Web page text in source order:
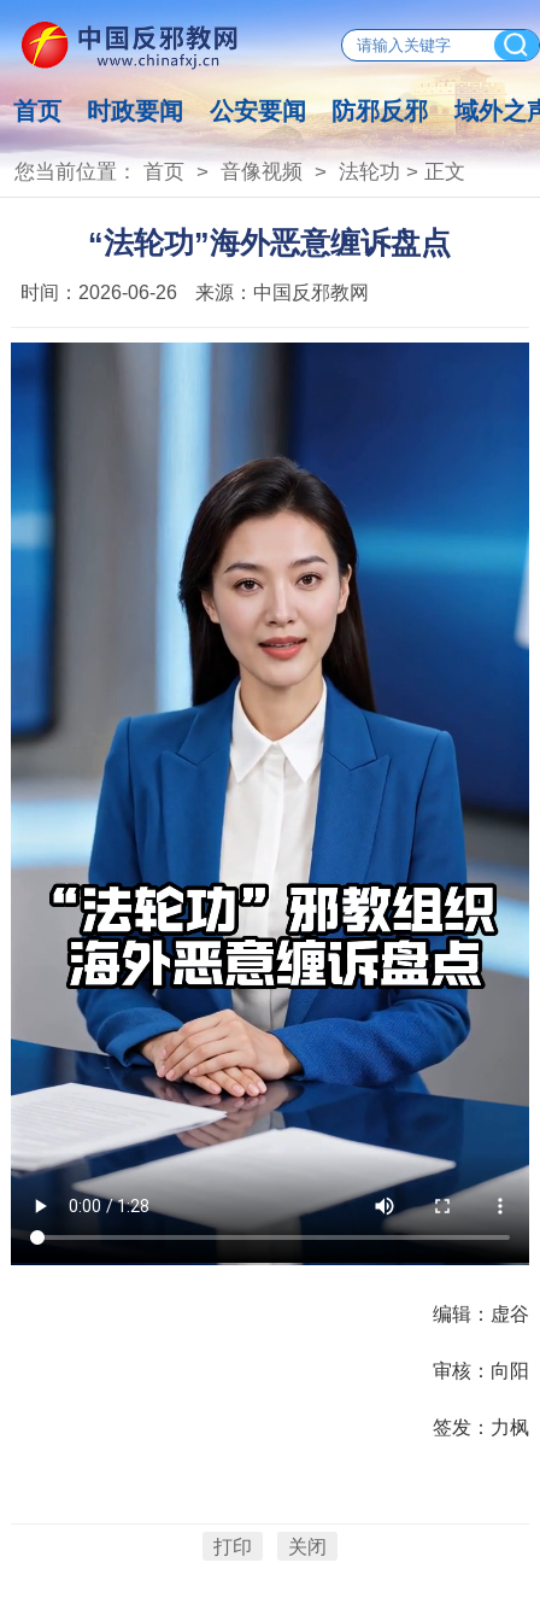
首页 时政要闻 公安要闻 防邪反邪 域外之
您当前位置： 首页> 音像视频 > 法轮功 > 正文
“法轮功”海外恶意缠诉盘点
时间： 2026-06-26 来源： 中国反邪教网
编辑：虚谷
审核：向阳
签发：力枫
打印 关闭